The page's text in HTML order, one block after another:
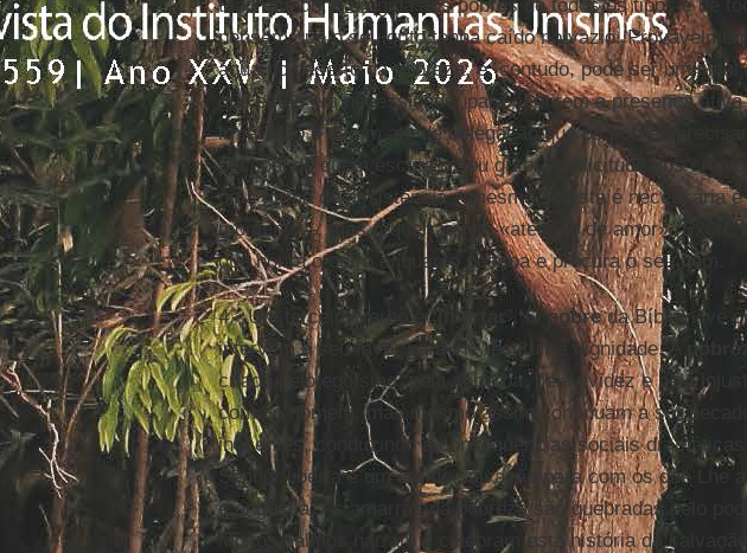
todo mundo, é dirigida aos pobres de todos os tipos e de
pensem que o seu grito tenha caído no vazio.
água no deserto da pobreza; e, contudo, pode ser um
que estão em necessidade, para sentirem a presença
irmã. Não é de um ato de delegação que os pobres
pessoal de quem escuta o seu grito. A solicitude dos
uma forma de assistência – mesmo se esta é necessária
momento –, mas requer aquela «atenção de amor» (Exort.
que honra o outro enquanto pessoa e procura o seu bem.
4.- Um terceiro verbo é “libertar”. Opobreda Bíblia vive
intervém a seu favor para lhe restituir a dignidade. A
criada pelo egoísmo, pela soberba, pela avidez e pela
como o homem, mas mesmo assim continuam a ser
inocentes, conduzindo a consequências sociais
Senhor liberta é um ato de salvação para com os que Lhe
e angústia. As amarras da pobreza são quebradas pelo
Muitos salmos narram e celebram esta história da